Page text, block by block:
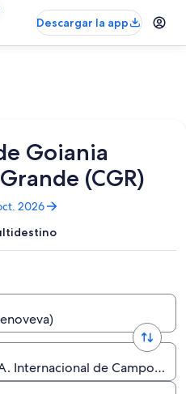
Descargar la app
Goiania
(CGR)
2026
Internacional de Campo